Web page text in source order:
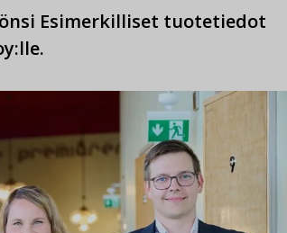
Esimerkilliset tuotetiedot